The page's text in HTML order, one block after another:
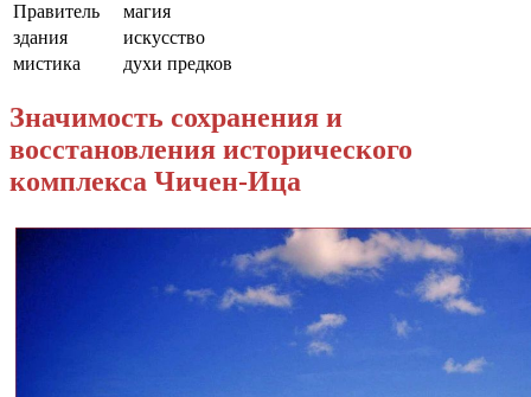
Правитель
магия
здания
искусство
мистика
духи предков
Значимость сохранения и
восстановления исторического
комплекса Чичен-Ица